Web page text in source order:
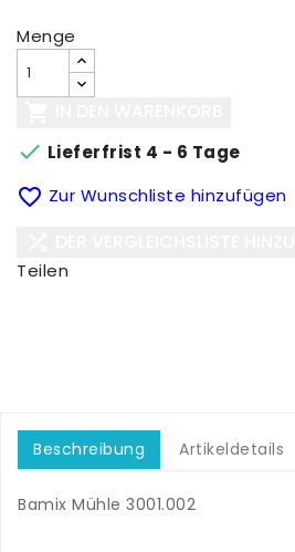
Menge
 Lieferfrist 4 - 6 Tage
 Zur Wunschliste hinzufügen
Teilen
Beschreibung Artikeldetails
Bamix Mühle 3001.002